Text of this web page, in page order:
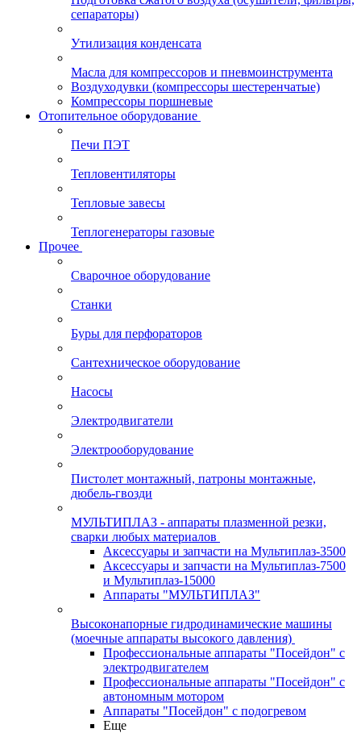
сепараторы)
Утилизация конденсата
Масла для компрессоров и пневмоинструмента
Воздуходувки (компрессоры шестеренчатые)
Компрессоры поршневые
Отопительное оборудование
Печи ПЭТ
Тепловентиляторы
Тепловые завесы
Теплогенераторы газовые
Прочее
Сварочное оборудование
Станки
Буры для перфораторов
Сантехническое оборудование
Насосы
Электродвигатели
Электрооборудование
Пистолет монтажный, патроны монтажные,
дюбель-гвозди
МУЛЬТИПЛАЗ - аппараты плазменной резки,
сварки любых материалов
Аксессуары и запчасти на Мультиплаз-3500
Аксессуары и запчасти на Мультиплаз-7500
и Мультиплаз-15000
Аппараты "МУЛЬТИПЛАЗ"
Высоконапорные гидродинамические машины
(моечные аппараты высокого давления)
Профессиональные аппараты "Посейдон" с
электродвигателем
Профессиональные аппараты "Посейдон" с
автономным мотором
Аппараты "Посейдон" с подогревом
Еще